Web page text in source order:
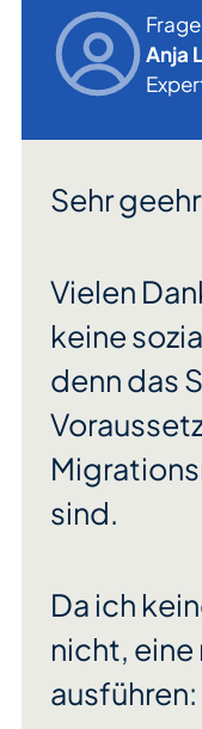
Anja
Sehr
Vielen
keine
denn das
sind.
Da ich
nicht,
ausführen: